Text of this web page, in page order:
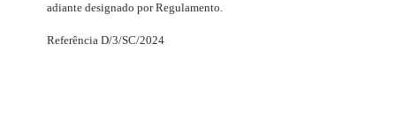
adiante designado por Regulamento.
Referência D/3/SC/2024